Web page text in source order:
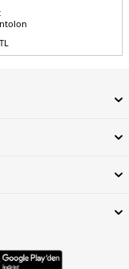
TL